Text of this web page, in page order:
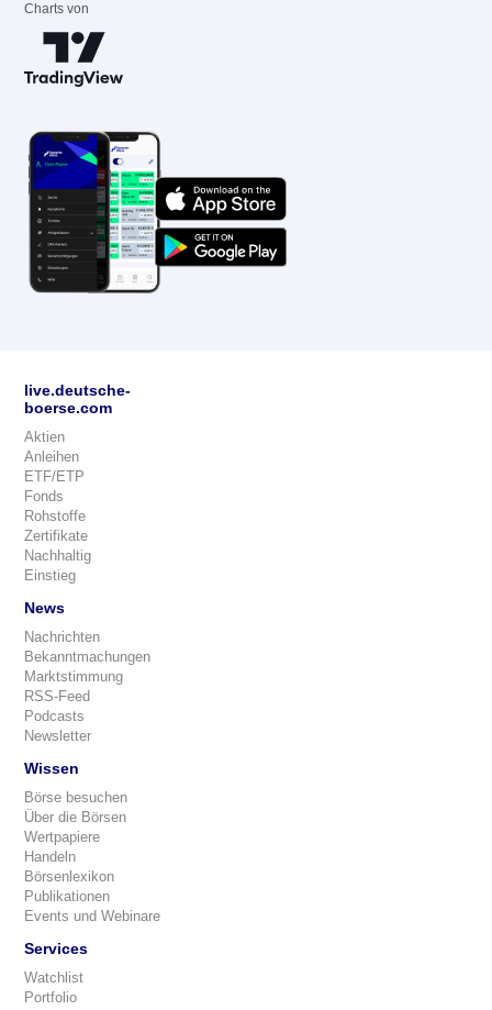
Charts von
live.deutsche-
boerse.com
Aktien
Anleihen
ETF/ETP
Fonds
Rohstoffe
Zertifikate
Nachhaltig
Einstieg
News
Nachrichten
Bekanntmachungen
Marktstimmung
RSS-Feed
Podcasts
Newsletter
Wissen
Börse besuchen
Über die Börsen
Wertpapiere
Handeln
Börsenlexikon
Publikationen
Events und Webinare
Services
Watchlist
Portfolio